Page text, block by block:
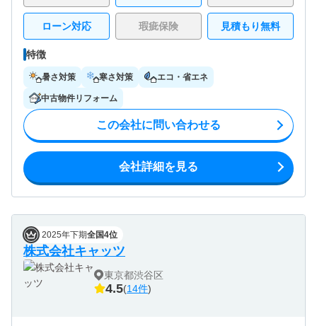
ローン対応 瑕疵保険 見積もり無料
特徴
暑さ対策 寒さ対策 エコ・省エネ
中古物件リフォーム
この会社に問い合わせる
会社詳細を見る
2025年下期全国4位
株式会社キャッツ
東京都渋谷区
4.5(14件)